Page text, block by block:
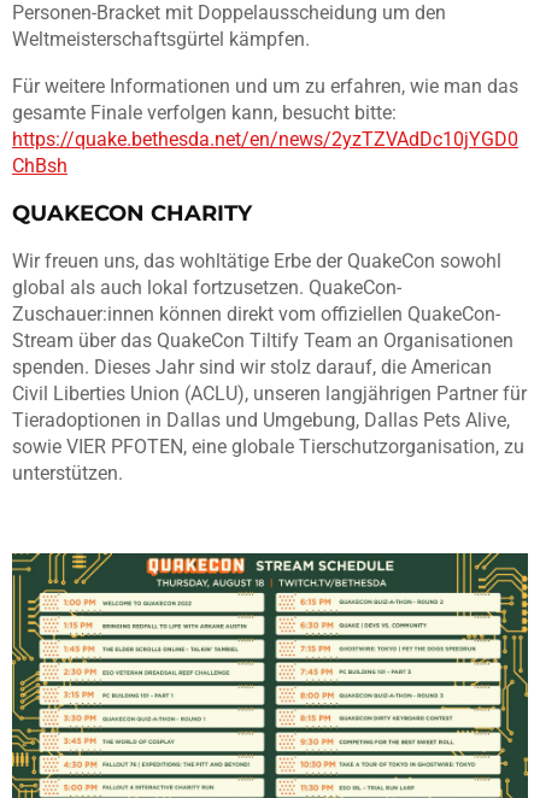
Personen-Bracket mit Doppelausscheidung um den
Weltmeisterschaftsgürtel kämpfen.
Für weitere Informationen und um zu erfahren, wie man das
gesamte Finale verfolgen kann, besucht bitte:
https://quake.bethesda.net/en/news/2yzTZVAdDc10jYGD0
ChBsh
QUAKECON CHARITY
Wir freuen uns, das wohltätige Erbe der QuakeCon sowohl
global als auch lokal fortzusetzen. QuakeCon-
Zuschauer:innen können direkt vom offiziellen QuakeCon-
Stream über das QuakeCon Tiltify Team an Organisationen
spenden. Dieses Jahr sind wir stolz darauf, die American
Civil Liberties Union (ACLU), unseren langjährigen Partner für
Tieradoptionen in Dallas und Umgebung, Dallas Pets Alive,
sowie VIER PFOTEN, eine globale Tierschutzorganisation, zu
unterstützen.